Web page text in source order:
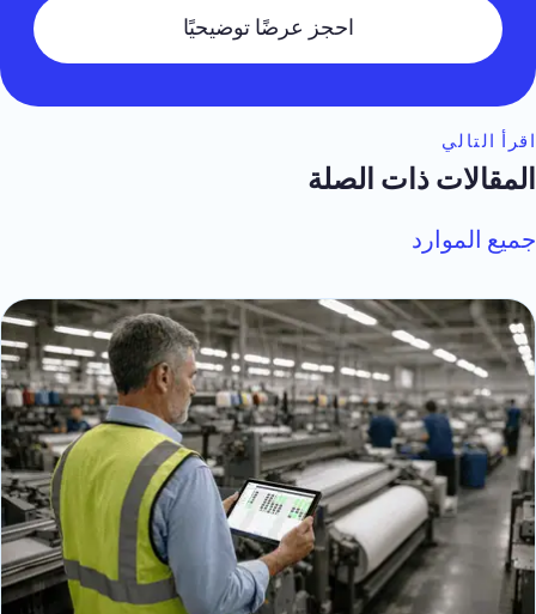
احجز عرضًا توضيحيًا
اقرأ التالي
المقالات ذات الصلة
جميع الموارد